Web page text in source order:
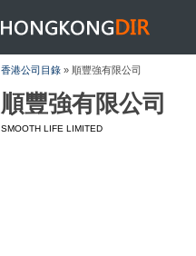
HONGKONGDIR
香港公司目錄 » 順豐強有限公司
順豐強有限公司
SMOOTH LIFE LIMITED